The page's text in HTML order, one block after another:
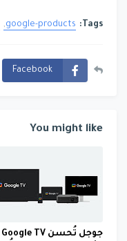
Tags:
google-products
Facebook
You might like
جوجل تُحسن Google TV